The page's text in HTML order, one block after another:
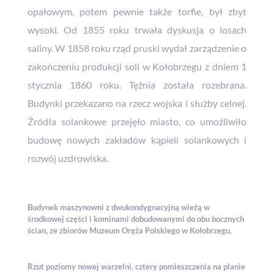
opałowym, potem pewnie także torfie, był zbyt
wysoki. Od 1855 roku trwała dyskusja o losach
saliny. W 1858 roku rząd pruski wydał zarządzenie o
zakończeniu produkcji soli w Kołobrzegu z dniem 1
stycznia 1860 roku. Tężnia została rozebrana.
Budynki przekazano na rzecz wojska i służby celnej.
Źródła solankowe przejęło miasto, co umożliwiło
budowę nowych zakładów kąpieli solankowych i
rozwój uzdrowiska.
Budynek maszynowni z dwukondygnacyjną wieżą w
środkowej części i kominami dobudowanymi do obu bocznych
ścian, ze zbiorów Muzeum Oręża Polskiego w Kołobrzegu.
Rzut poziomy nowej warzelni, cztery pomieszczenia na planie